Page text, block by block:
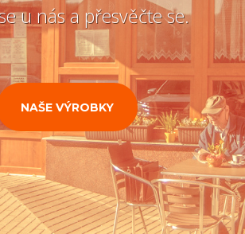
u nás a přesvěčte se.
NAŠE VÝROBKY